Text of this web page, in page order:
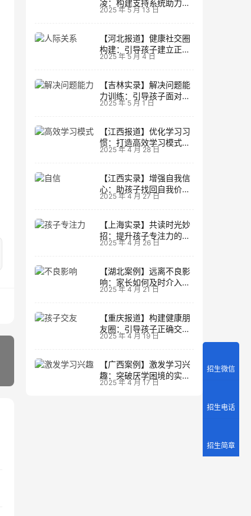
凌：构建支持系统助力孩
子成长
2025 年 5 月 13 日
【河北报道】健康社交圈
构建：引导孩子建立正向
人际关系
2025 年 5 月 4 日
【吉林实录】解决问题能
力训练：引导孩子面对主
动挑战
2025 年 5 月 1 日
【江西报道】优化学习习
惯：打造高效学习模式的
实用技巧
2025 年 4 月 28 日
【江西实录】增强自我信
心：助孩子找回自我价值
的策略
2025 年 4 月 27 日
【上海实录】共读时光妙
招：提升孩子专注力的阅
读策略
2025 年 4 月 26 日
【湖北案例】远离不良影
响：家长如何及时介入调
整方向
2025 年 4 月 21 日
【重庆报道】构建健康朋
友圈：引导孩子正确交友
的实践经验
2025 年 4 月 19 日
【广西案例】激发学习兴
趣：突破厌学困境的实战
经验
2025 年 4 月 17 日
招生微信
招生电话
招生简章